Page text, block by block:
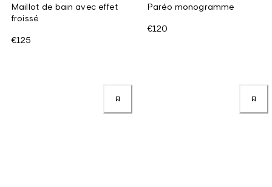
Maillot de bain avec effet
froissé
€125
Paréo monogramme
€120